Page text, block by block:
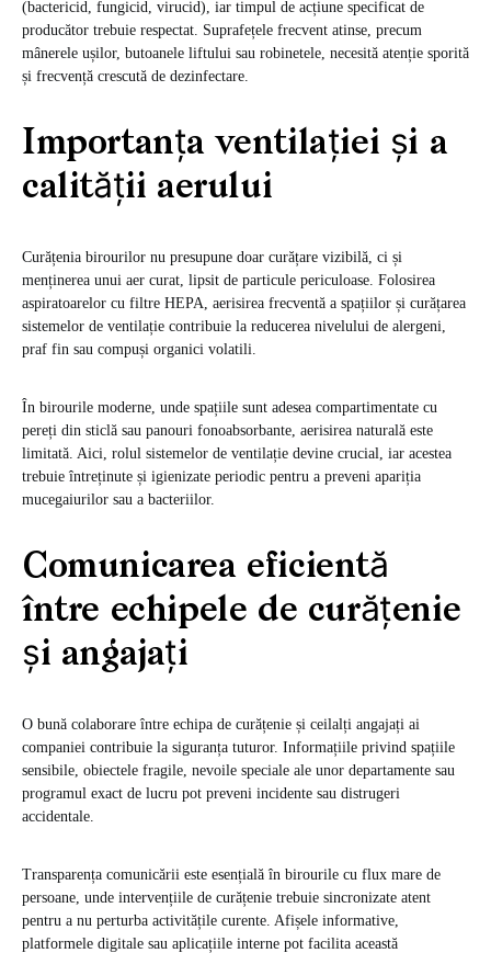
(bactericid, fungicid, virucid), iar timpul de acțiune specificat de
producător trebuie respectat. Suprafețele frecvent atinse, precum
mânerele ușilor, butoanele liftului sau robinetele, necesită atenție sporită
și frecvență crescută de dezinfectare.
Importanța ventilației și a
calității aerului
Curățenia birourilor nu presupune doar curățare vizibilă, ci și
menținerea unui aer curat, lipsit de particule periculoase. Folosirea
aspiratoarelor cu filtre HEPA, aerisirea frecventă a spațiilor și curățarea
sistemelor de ventilație contribuie la reducerea nivelului de alergeni,
praf fin sau compuși organici volatili.
În birourile moderne, unde spațiile sunt adesea compartimentate cu
pereți din sticlă sau panouri fonoabsorbante, aerisirea naturală este
limitată. Aici, rolul sistemelor de ventilație devine crucial, iar acestea
trebuie întreținute și igienizate periodic pentru a preveni apariția
mucegaiurilor sau a bacteriilor.
Comunicarea eficientă
între echipele de curățenie
și angajați
O bună colaborare între echipa de curățenie și ceilalți angajați ai
companiei contribuie la siguranța tuturor. Informațiile privind spațiile
sensibile, obiectele fragile, nevoile speciale ale unor departamente sau
programul exact de lucru pot preveni incidente sau distrugeri
accidentale.
Transparența comunicării este esențială în birourile cu flux mare de
persoane, unde intervențiile de curățenie trebuie sincronizate atent
pentru a nu perturba activitățile curente. Afișele informative,
platformele digitale sau aplicațiile interne pot facilita această